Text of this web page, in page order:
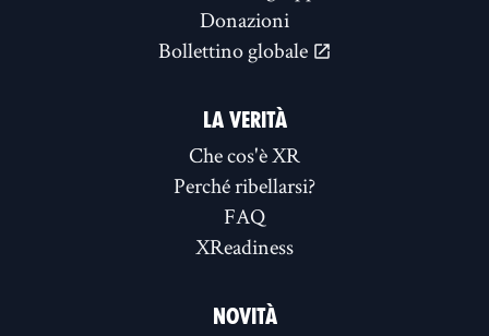
Donazioni
Bollettino globale
LA VERITÀ
Che cos'è XR
Perché ribellarsi?
FAQ
XReadiness
NOVITÀ